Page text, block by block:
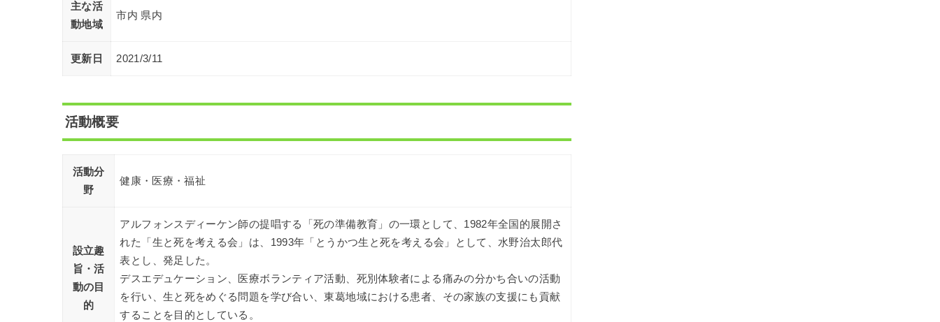
主な活
動地域
市内 県内
更新日 2021/3/11
活動概要
活動分
野
健康・医療・福祉
設立趣
旨・活
動の目
的
アルフォンスディーケン師の提唱する「死の準備教育」の一環として、1982年全国的展開さ
れた「生と死を考える会」は、1993年「とうかつ生と死を考える会」として、水野治太郎代
表とし、発足した。
デスエデュケーション、医療ボランティア活動、死別体験者による痛みの分かち合いの活動
を行い、生と死をめぐる問題を学び合い、東葛地域における患者、その家族の支援にも貢献
することを目的としている。